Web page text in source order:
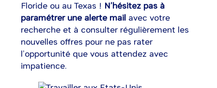
Floride ou au Texas ! N’hésitez pas à
paramétrer une alerte mailavec votre
recherche et à consulter régulièrement les
nouvelles offres pour ne pas rater
l’opportunité que vous attendez avec
impatience.